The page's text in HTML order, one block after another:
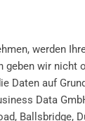
werden
wir
Daten auf
Data